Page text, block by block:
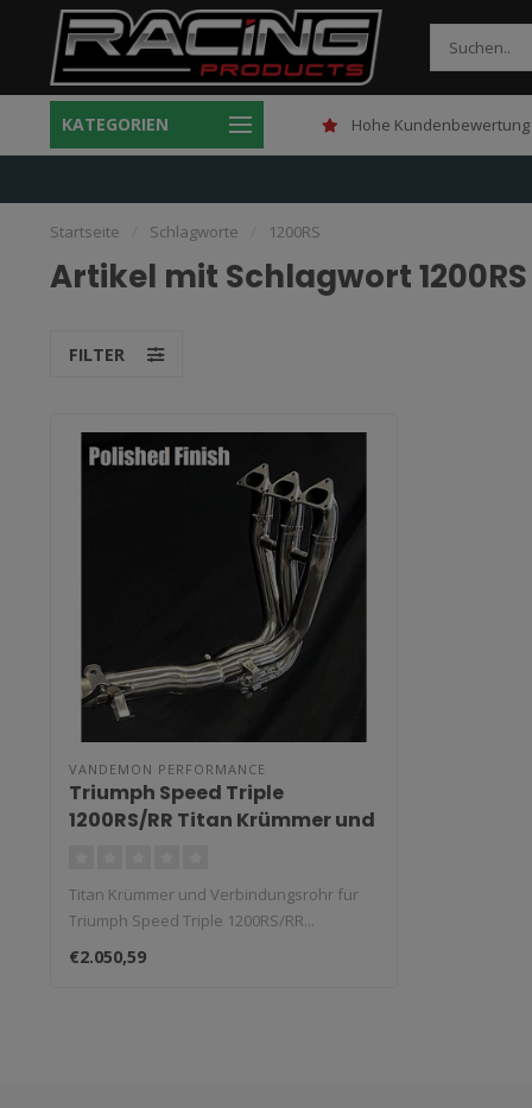
KATEGORIEN
Gratis verzending boven 150,- Hohe Kundenbewertung
Startseite Schlagworte 1200RS
Artikel mit Schlagwort 1200RS
FILTER
VANDEMON PERFORMANCE
Triumph Speed Triple
1200RS/RR Titan Krümmer und
Titan Krümmer und Verbindungsrohr für
Triumph Speed Triple 1200RS/RR...
€2.050,59